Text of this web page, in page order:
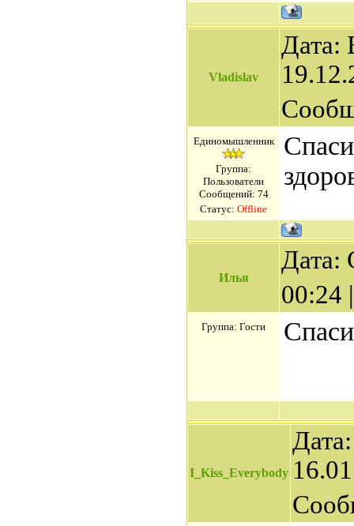
Vladislav
Дата:
Единомышленник
Группа:
Пользователи
Сообщений: 74
Статус: Offline
Илья
Дата:
00:24
Группа: Гости
I_Kiss_Everybody